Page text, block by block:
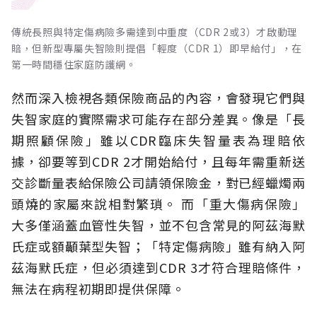
傳統長照與特定傷病險多需達到中重度（CDR 2或3）才啟動理
賠，但新型專屬失智險則提倡「輕度（CDR 1）即早給付」，在
第一時間穩住家庭防護網。
然而深入檢視各類保險商品的內容，會發現它們與
失智家庭的實際需求可能存在部分差異。像是「長
期照顧保險」雖以CDR臨床失智量表為理賠依
據，卻要等到CDR 2才開始給付，且每年需重新送
交診斷量表給保險公司請領保險金，對已經蠟燭兩
頭燒的家屬來說相對繁瑣。 而「重大傷病保險」
大多僅涵蓋血管性失智，並不包含常見的阿茲海默
氏症或額顳葉型失智；「特定傷病險」雖有納入阿
茲海默氏症，但必須達到CDR 3才符合理賠條件，
無法在病程初期即提供保障。